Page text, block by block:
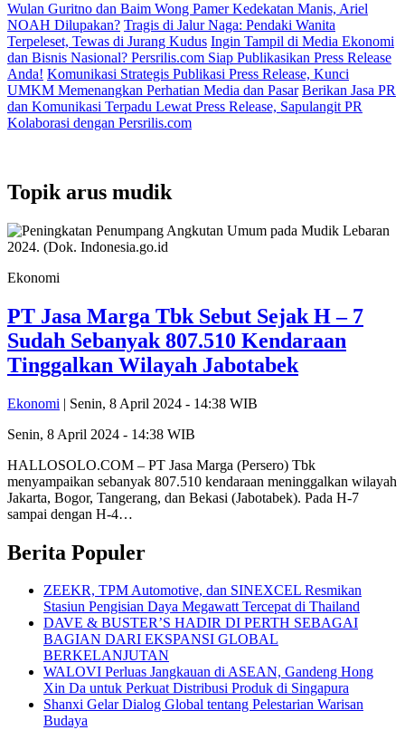
Wulan Guritno dan Baim Wong Pamer Kedekatan Manis, Ariel
NOAH Dilupakan? Tragis di Jalur Naga: Pendaki Wanita
Terpeleset, Tewas di Jurang Kudus Ingin Tampil di Media Ekonomi
dan Bisnis Nasional? Persrilis.com Siap Publikasikan Press Release
Anda! Komunikasi Strategis Publikasi Press Release, Kunci
UMKM Memenangkan Perhatian Media dan Pasar Berikan Jasa PR
dan Komunikasi Terpadu Lewat Press Release, Sapulangit PR
Kolaborasi dengan Persrilis.com
Topik arus mudik
Ekonomi
PT Jasa Marga Tbk Sebut Sejak H – 7
Sudah Sebanyak 807.510 Kendaraan
Tinggalkan Wilayah Jabotabek
Ekonomi | Senin, 8 April 2024 - 14:38 WIB
Senin, 8 April 2024 - 14:38 WIB
HALLOSOLO.COM – PT Jasa Marga (Persero) Tbk
menyampaikan sebanyak 807.510 kendaraan meninggalkan wilayah
Jakarta, Bogor, Tangerang, dan Bekasi (Jabotabek). Pada H-7
sampai dengan H-4…
Berita Populer
ZEEKR, TPM Automotive, dan SINEXCEL Resmikan
Stasiun Pengisian Daya Megawatt Tercepat di Thailand
DAVE & BUSTER’S HADIR DI PERTH SEBAGAI
BAGIAN DARI EKSPANSI GLOBAL
BERKELANJUTAN
WALOVI Perluas Jangkauan di ASEAN, Gandeng Hong
Xin Da untuk Perkuat Distribusi Produk di Singapura
Shanxi Gelar Dialog Global tentang Pelestarian Warisan
Budaya